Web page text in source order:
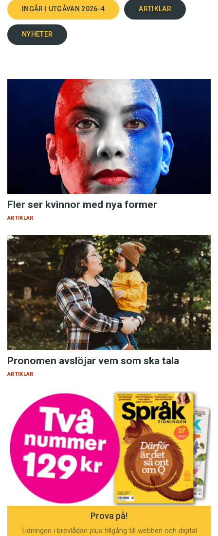
INGÅR I UTGÅVAN 2026-4 ARTIKLAR
NYHETER
Fler ser kvinnor med nya former
ARTIKLAR
Pronomen avslöjar vem som ska tala
ARTIKLAR
Prova på!
Tidningen i brevlådan plus tillgång till webben och digital